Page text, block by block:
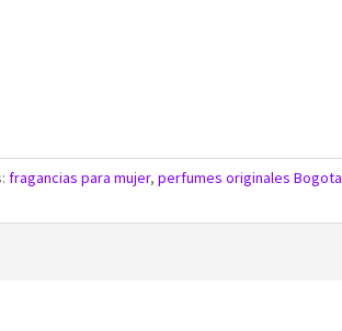
fragancias para mujer,perfumes originales Bogota